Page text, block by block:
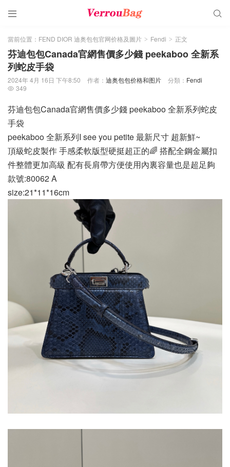
 
當前位置： FEND DIOR 迪奥包包官网价格及圖片 > Fendi > 正文
芬迪包包Canada官網售價多少錢 peekaboo 全新系
列蛇皮手袋
2024年 4月 16日 下午8:50 作者： 迪奥包包价格和图片 分類： Fendi
 349
芬迪包包Canada官網售價多少錢 peekaboo 全新系列蛇皮
手袋
peekaboo 全新系列I see you petite 最新尺寸 超新鮮~
頂級蛇皮製作 手感柔軟版型硬挺超正的🌈 搭配全鋼金屬扣
件整體更加高級 配有長肩帶方便使用內裏容量也是超足夠
款號:80062 A
size:21*11*16cm